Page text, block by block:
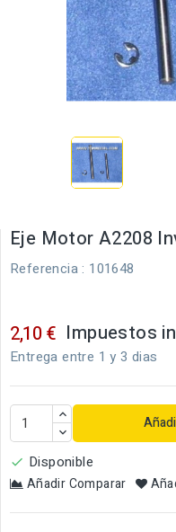
Eje Motor A2208
Referencia : 101648
2,10 € Impuestos
Entrega entre 1 y 3 dias
 Disponible
Añadir Comparar